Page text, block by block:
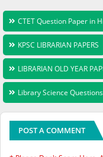
CTET Question Paper in
KPSC LIBRARIAN PAPERS
LIBRARIAN OLD YEAR
Library Science
POST A COMMENT